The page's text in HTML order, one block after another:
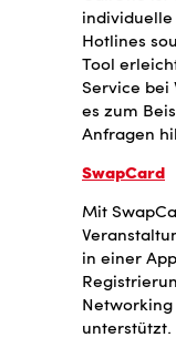
individuelle
Hotlines
Tool
Service bei
es zum
Anfragen
SwapCard
Mit
in einer
unterstützt.